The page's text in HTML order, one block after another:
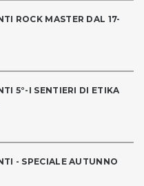
ROCK MASTER DAL 17-
5°-I SENTIERI DI ETIKA
- SPECIALE AUTUNNO